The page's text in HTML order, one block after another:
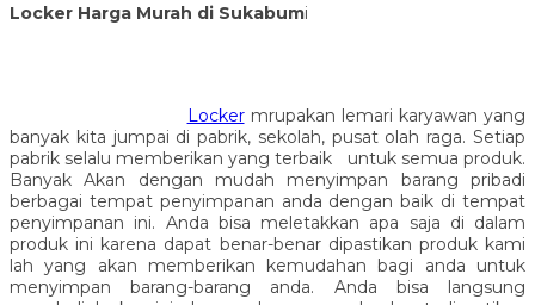
Locker Harga Murah di Sukabumi
Lockermrupakan lemari karyawan yang
banyak kita jumpai di pabrik, sekolah, pusat olah raga. Setiap
pabrik selalu memberikan yang terbaik untuk semua produk.
Banyak Akan dengan mudah menyimpan barang pribadi
berbagai tempat penyimpanan anda dengan baik di tempat
penyimpanan ini. Anda bisa meletakkan apa saja di dalam
produk ini karena dapat benar-benar dipastikan produk kami
lah yang akan memberikan kemudahan bagi anda untuk
menyimpan barang-barang anda. Anda bisa langsung